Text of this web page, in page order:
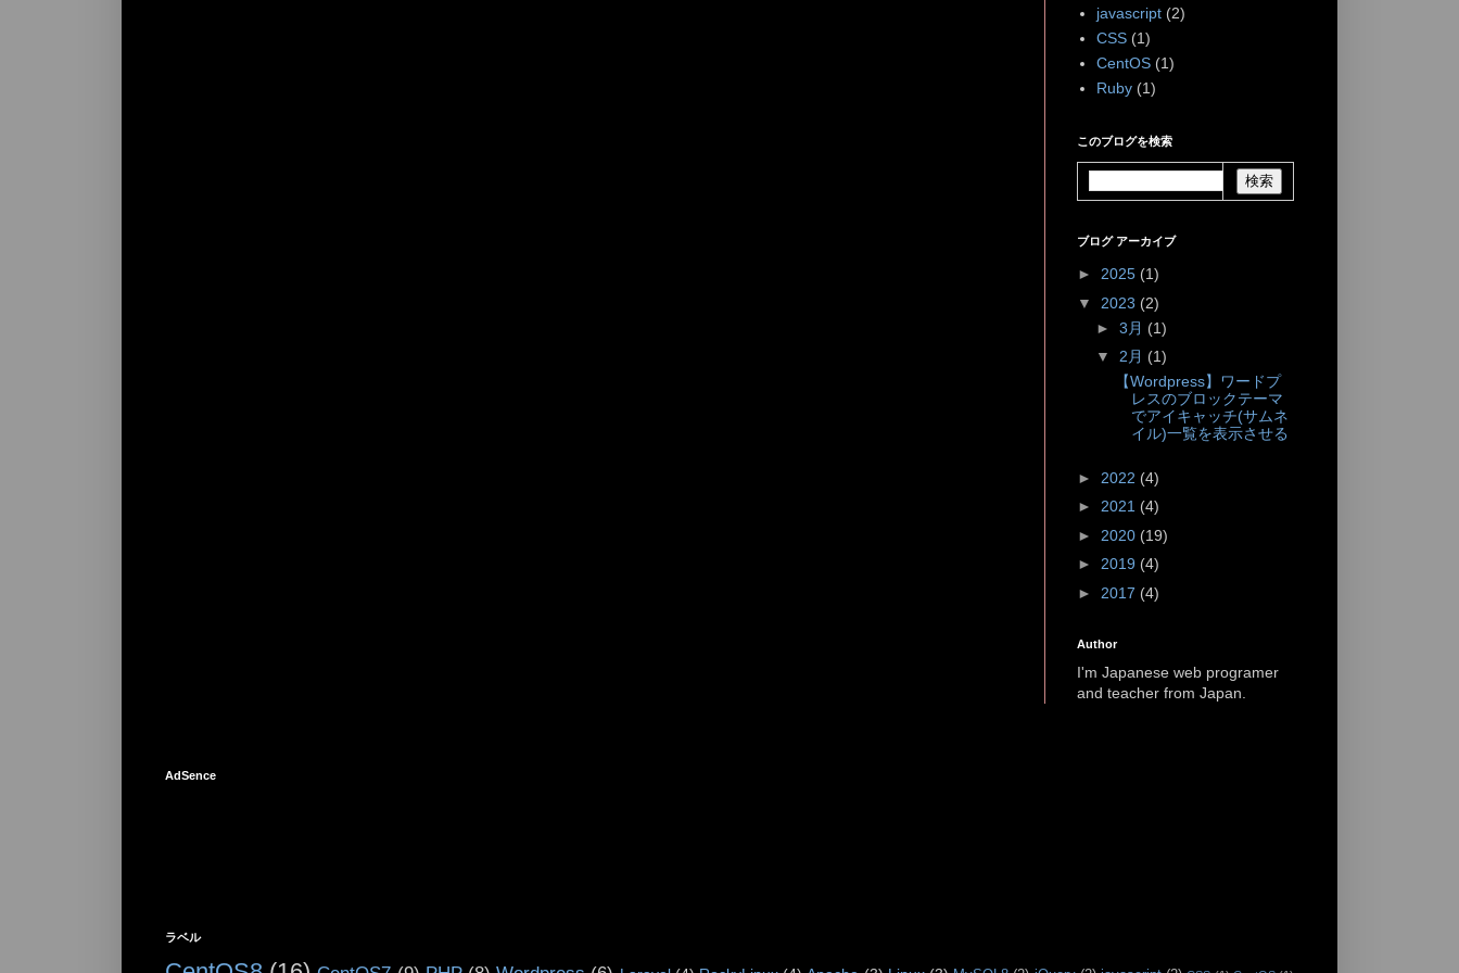
javascript (2)
CSS (1)
CentOS (1)
Ruby (1)
このブログを検索
ブログ アーカイブ
► 2025 (1)
▼ 2023 (2)
► 3月 (1)
▼ 2月 (1)
【Wordpress】ワードプ
レスのブロックテーマ
でアイキャッチ(サムネ
イル)一覧を表示させる
► 2022 (4)
► 2021 (4)
► 2020 (19)
► 2019 (4)
► 2017 (4)
Author
I'm Japanese web programer
and teacher from Japan.
AdSence
ラベル